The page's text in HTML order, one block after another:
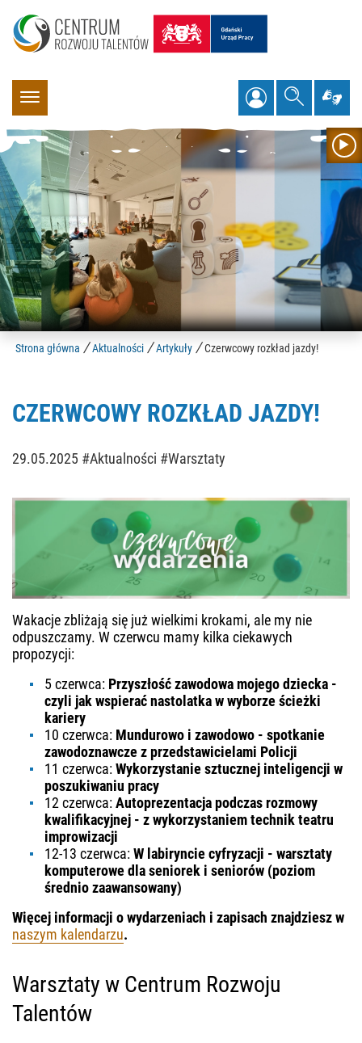
menu
Twoje
Strona główna / Aktualności / Artykuły / Czerwcowy rozkład jazdy!
CZERWCOWY ROZKŁAD JAZDY!
29.05.2025 #Aktualności #Warsztaty
Wakacje zbliżają się już wielkimi krokami, ale my nie
odpuszczamy. W czerwcu mamy kilka ciekawych
propozycji:
5 czerwca: Przyszłość zawodowa mojego dziecka -
czyli jak wspierać nastolatka w wyborze ścieżki
kariery
10 czerwca: Mundurowo i zawodowo - spotkanie
zawodoznawcze z przedstawicielami Policji
11 czerwca:Wykorzystanie sztucznej inteligencji w
poszukiwaniu pracy
12 czerwca:Autoprezentacja podczas rozmowy
kwalifikacyjnej - z wykorzystaniem technik teatru
improwizacji
12-13 czerwca:W labiryncie cyfryzacji - warsztaty
komputerowe dla seniorek i seniorów (poziom
średnio zaawansowany)
Więcej informacji o wydarzeniach i zapisach znajdziesz w
naszym kalendarzu.
Warsztaty w Centrum Rozwoju
Talentów